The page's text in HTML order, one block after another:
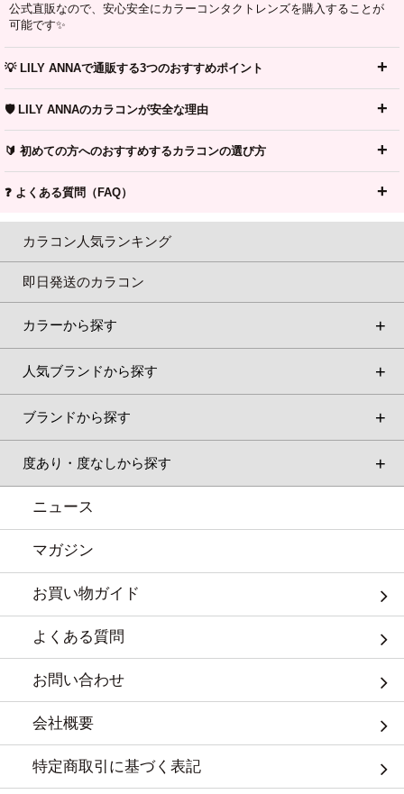
公式直販なので、安心安全にカラーコンタクトレンズを購入することが
可能です✨
💡 LILY ANNAで通販する3つのおすすめポイント
🛡️ LILY ANNAのカラコンが安全な理由
🔰 初めての方へのおすすめするカラコンの選び方
❓ よくある質問（FAQ）
カラコン人気ランキング
即日発送のカラコン
カラーから探す
人気ブランドから探す
ブランドから探す
度あり・度なしから探す
ニュース
マガジン
お買い物ガイド
よくある質問
お問い合わせ
会社概要
特定商取引に基づく表記